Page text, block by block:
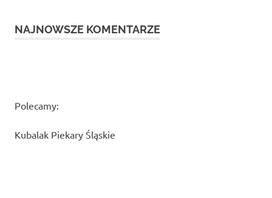
NAJNOWSZE KOMENTARZE
Polecamy:
Kubalak Piekary Śląskie